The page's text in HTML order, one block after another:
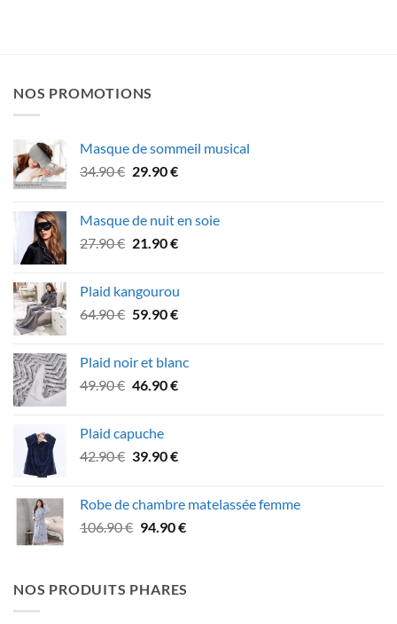
NOS PROMOTIONS
Masque de sommeil musical
34.90€ Le
était :
34.90 €.
29.90€Le
est :
29.90 €.
Masque de nuit en soie
27.90€ Le
était :
27.90 €.
21.90€Le
est :
21.90 €.
Plaid kangourou
64.90€ Le
était :
64.90 €.
59.90€Le
est :
59.90 €.
Plaid noir et blanc
49.90€ Le
était :
49.90 €.
46.90€Le
46.90 €.
Plaid capuche
42.90€ Le
était :
42.90 €.
39.90€Le
est :
39.90 €.
Robe de chambre matelassée femme
106.90€ Le
était :
106.90 €.
94.90€Le
est :
94.90 €.
NOS PRODUITS PHARES